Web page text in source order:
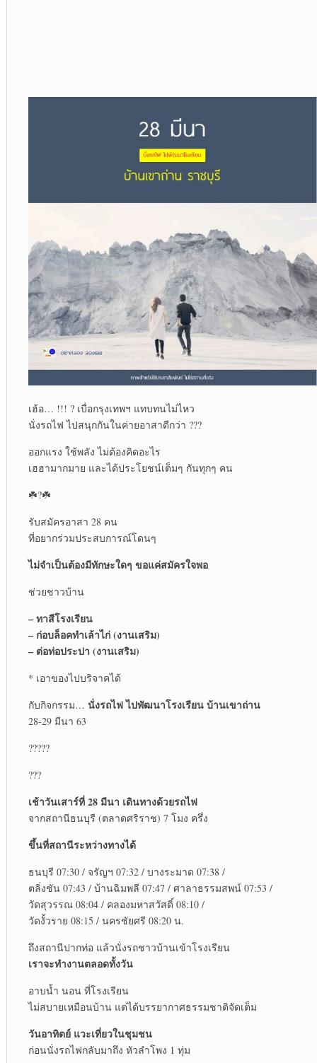
เฮ้อ… !!! ? เบื่อกรุงเทพฯ แทบทนไม่ไหว
นั่งรถไฟ ไปสนุกกันในค่ายอาสาดีกว่า ???
ออกแรง ใช้พลัง ไม่ต้องคิดอะไร
เฮฮามากมาย และได้ประโยชน์เต็มๆ กันทุกๆ คน
☘️?☘️
รับสมัครอาสา 28 คน
ที่อยากร่วมประสบการณ์โดนๆ
ไม่จำเป็นต้องมีทักษะใดๆ ขอแค่สมัครใจพอ
ช่วยชาวบ้าน
– ทาสีโรงเรียน
– ก่อบล็อคทำเล้าไก่ (งานเสริม)
– ต่อท่อประปา (งานเสริม)
* เอาของไปบริจาคได้
กับกิจกรรม… นั่งรถไฟ ไปพัฒนาโรงเรียน บ้านเขาถ่าน
28-29 มีนา 63
?????
???
เช้าวันเสาร์ที่ 28 มีนา เดินทางด้วยรถไฟ
จากสถานีธนบุรี (ตลาดศริราช) 7 โมง ครึ่ง
ขึ้นที่สถานีระหว่างทางได้
ธนบุรี 07:30 / จรัญฯ 07:32 / บางระมาด 07:38 /
ตลิ่งชัน 07:43 / บ้านฉิมพลี 07:47 / ศาลาธรรมสพน์ 07:53 /
วัดสุวรรณ 08:04 / คลองมหาสวัสดิ์ 08:10 /
วัดงั้วราย 08:15 / นครชัยศรี 08:20 น.
ถึงสถานีปากท่อ แล้วนั่งรถชาวบ้านเข้าโรงเรียน
เราจะทำงานตลอดทั้งวัน
อาบน้ำ นอน ที่โรงเรียน
ไม่สบายเหมือนบ้าน แต่ได้บรรยากาศธรรมชาติจัดเต็ม
วันอาทิตย์ แวะเที่ยวในชุมชน
ก่อนนั่งรถไฟกลับมาถึง หัวลำโพง 1 ทุ่ม